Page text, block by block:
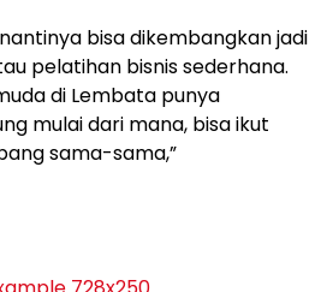
bisa dikembangkan jadi
pelatihan bisnis sederhana.
di Lembata punya
mulai dari mana, bisa ikut
sama-sama,”